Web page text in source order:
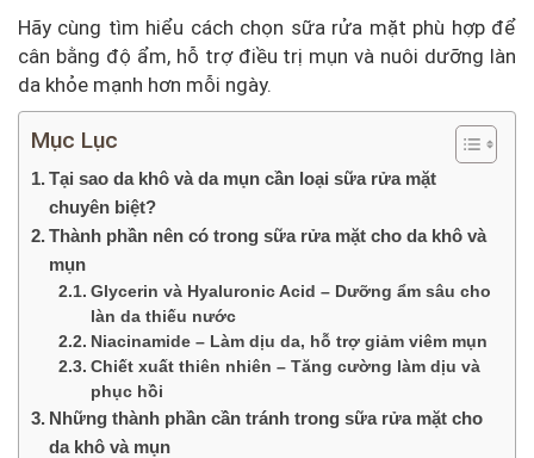
Hãy cùng tìm hiểu cách chọn sữa rửa mặt phù hợp để
cân bằng độ ẩm, hỗ trợ điều trị mụn và nuôi dưỡng làn
da khỏe mạnh hơn mỗi ngày.
Mục Lục
Tại sao da khô và da mụn cần loại sữa rửa mặt
chuyên biệt?
Thành phần nên có trong sữa rửa mặt cho da khô và
mụn
Glycerin và Hyaluronic Acid – Dưỡng ẩm sâu cho
làn da thiếu nước
Niacinamide – Làm dịu da, hỗ trợ giảm viêm mụn
Chiết xuất thiên nhiên – Tăng cường làm dịu và
phục hồi
Những thành phần cần tránh trong sữa rửa mặt cho
da khô và mụn